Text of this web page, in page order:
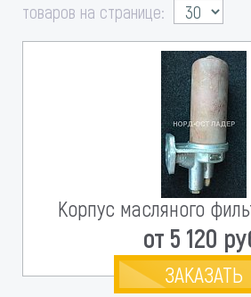
товаров на странице:
Корпус масляного
от 5 120
ЗАКАЗАТЬ